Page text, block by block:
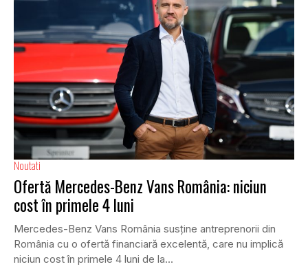
Noutati
Ofertă Mercedes-Benz Vans România: niciun
cost în primele 4 luni
Mercedes-Benz Vans România susține antreprenorii din
România cu o ofertă financiară excelentă, care nu implică
niciun cost în primele 4 luni de la...